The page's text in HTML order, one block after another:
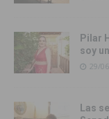
Pilar
soy
29/
Las